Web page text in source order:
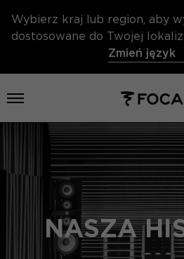
Wybierz kraj lub region, aby
dostosowane do Twojej
Zmień język
Otwórz menu
NASZA